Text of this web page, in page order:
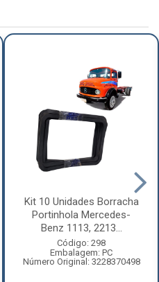
Kit 10 Unidades Borracha
Portinhola Mercedes-
Benz 1113, 2213...
Código: 298
Embalagem: PC
Número Original: 3228370498